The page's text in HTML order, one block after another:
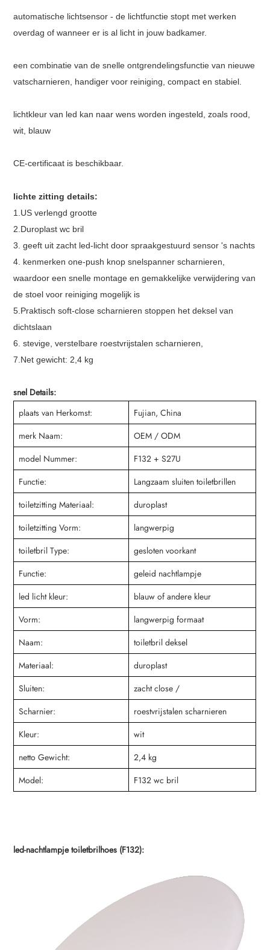
automatische lichtsensor - de lichtfunctie stopt met werken
overdag of wanneer er is al licht in jouw badkamer.
een combinatie van de snelle ontgrendelingsfunctie van nieuwe
vatscharnieren, handiger voor reiniging, compact en stabiel.
lichtkleur van led kan naar wens worden ingesteld, zoals rood,
wit, blauw
CE-certificaat is beschikbaar.
lichte zitting details:
1.US verlengd grootte
2.Duroplast wc bril
3. geeft uit zacht led-licht door spraakgestuurd sensor 's nachts
4. kenmerken one-push knop snelspanner scharnieren,
waardoor een snelle montage en gemakkelijke verwijdering van
de stoel voor reiniging mogelijk is
5.Praktisch soft-close scharnieren stoppen het deksel van
dichtslaan
6. stevige, verstelbare roestvrijstalen scharnieren,
7.Net gewicht: 2,4 kg
snel Details:
plaats van Herkomst:
Fujian, China
merk Naam:
OEM / ODM
model Nummer:
F132 + S27U
Functie:
Langzaam sluiten toiletbrillen
toiletzitting Materiaal:
duroplast
toiletzitting Vorm:
langwerpig
toiletbril Type:
gesloten voorkant
Functie:
geleid nachtlampje
led licht kleur:
blauw of andere kleur
Vorm:
langwerpig formaat
Naam:
toiletbril deksel
Materiaal:
duroplast
Sluiten:
zacht close /
Scharnier:
roestvrijstalen scharnieren
Kleur:
wit
netto Gewicht:
2,4 kg
Model:
F132 wc bril
led-nachtlampje toiletbrilhoes (F132):